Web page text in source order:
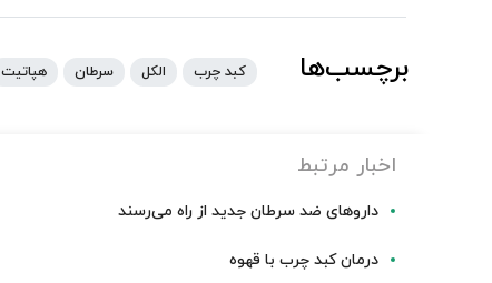
برچسب‌ها کبد چرب الکل سرطان هپاتیت
اخبار مرتبط
داروهای ضد سرطان جدید از راه می‌رسند
درمان کبد چرب با قهوه